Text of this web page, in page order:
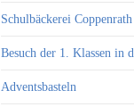
Schulbäckerei Coppenrath
Besuch der 1. Klassen in
Adventsbasteln